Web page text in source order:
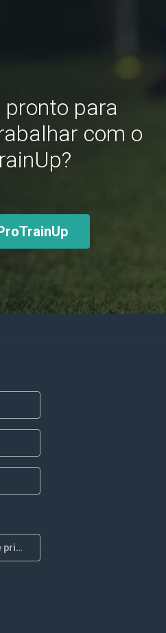
pronto para
com o
Termos e política de privacidade